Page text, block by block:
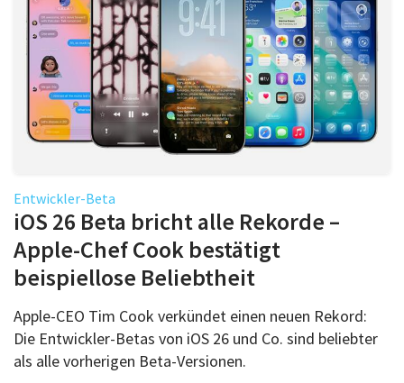
Entwickler-Beta
iOS 26 Beta bricht alle Rekorde –
Apple-Chef Cook bestätigt
beispiellose Beliebtheit
Apple-CEO Tim Cook verkündet einen neuen Rekord:
Die Entwickler-Betas von iOS 26 und Co. sind beliebter
als alle vorherigen Beta-Versionen.